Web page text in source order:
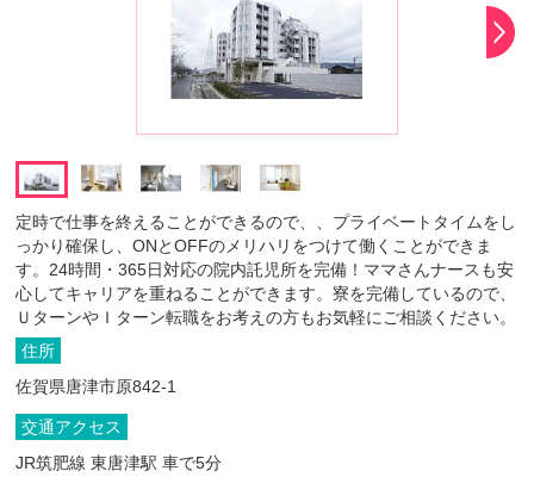
定時で仕事を終えることができるので、、プライベートタイムをし
っかり確保し、ONとOFFのメリハリをつけて働くことができま
す。24時間・365日対応の院内託児所を完備！ママさんナースも安
心してキャリアを重ねることができます。寮を完備しているので、
ＵターンやＩターン転職をお考えの方もお気軽にご相談ください。
住所
佐賀県唐津市原842-1
交通アクセス
JR筑肥線 東唐津駅 車で5分